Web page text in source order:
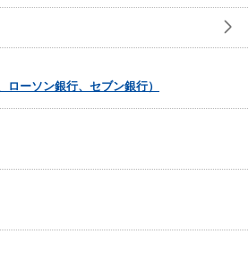
ローソン銀行、セブン銀行）